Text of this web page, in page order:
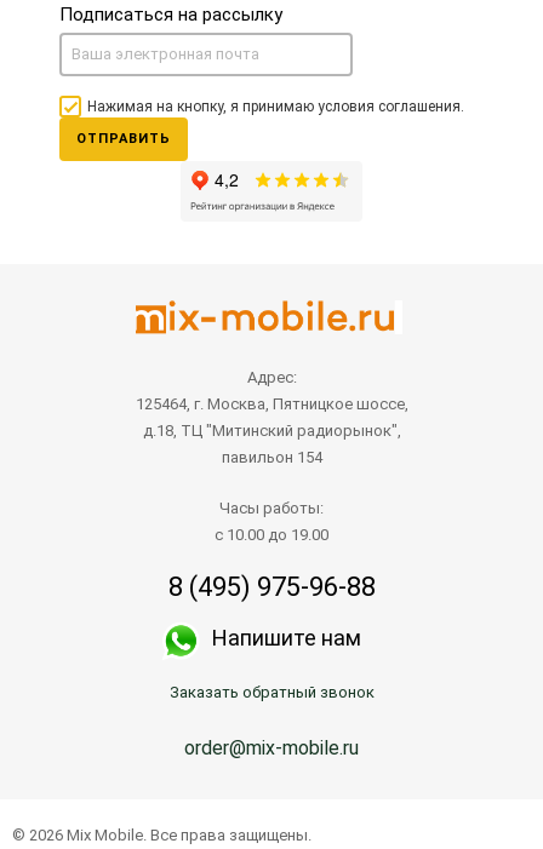
Подписаться на рассылку
Нажимая на кнопку, я принимаю условия соглашения.
ОТПРАВИТЬ
Адрес:
125464, г. Москва, Пятницкое шоссе,
д.18, ТЦ "Митинский радиорынок",
павильон 154
Часы работы:
с 10.00 до 19.00
8 (495) 975-96-88
Напишите нам
Заказать обратный звонок
order@mix-mobile.ru
© 2026 Mix Mobile. Все права защищены.